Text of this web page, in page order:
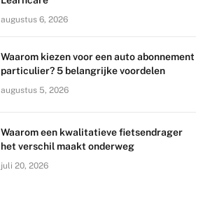
augustus 6, 2026
Waarom kiezen voor een auto abonnement
particulier? 5 belangrijke voordelen
augustus 5, 2026
Waarom een kwalitatieve fietsendrager
het verschil maakt onderweg
juli 20, 2026